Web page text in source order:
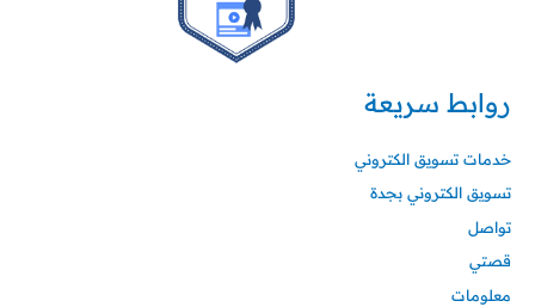
روابط سريعة
خدمات تسويق الكتروني
تسويق الكتروني بجدة
تواصل
قصتي
معلومات